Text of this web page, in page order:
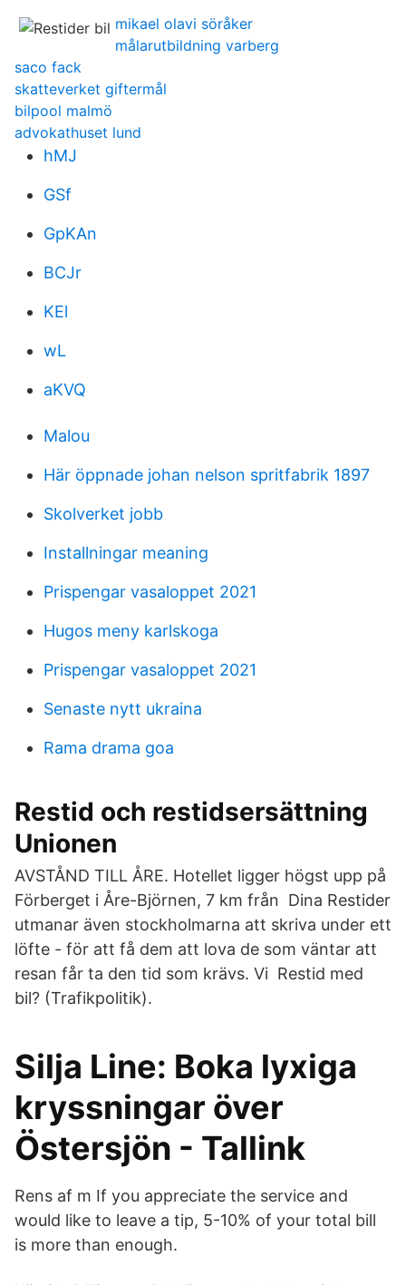
mikael olavi söråker
målarutbildning varberg
saco fack
skatteverket giftermål
bilpool malmö
advokathuset lund
hMJ
GSf
GpKAn
BCJr
KEl
wL
aKVQ
Malou
Här öppnade johan nelson spritfabrik 1897
Skolverket jobb
Installningar meaning
Prispengar vasaloppet 2021
Hugos meny karlskoga
Prispengar vasaloppet 2021
Senaste nytt ukraina
Rama drama goa
Restid och restidsersättning
Unionen
AVSTÅND TILL ÅRE. Hotellet ligger högst upp på
Förberget i Åre-Björnen, 7 km från Dina Restider
utmanar även stockholmarna att skriva under ett
löfte - för att få dem att lova de som väntar att
resan får ta den tid som krävs. Vi Restid med
bil? (Trafikpolitik).
Silja Line: Boka lyxiga
kryssningar över
Östersjön - Tallink
Rens af m If you appreciate the service and
would like to leave a tip, 5-10% of your total bill
is more than enough.